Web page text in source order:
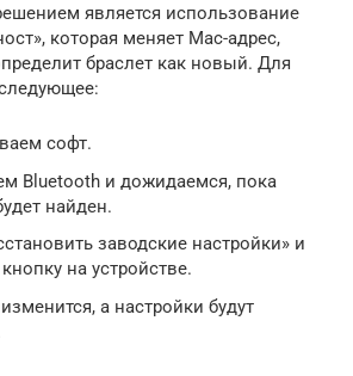
является использование
которая меняет Mac-адрес,
браслет как новый. Для
софт.
Bluetooth и дожидаемся, пока
найден.
заводские настройки» и
на устройстве.
а настройки будут